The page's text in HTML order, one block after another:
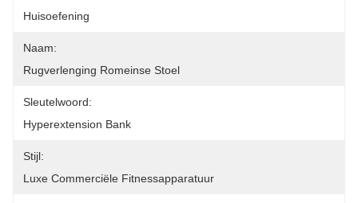
Huisoefening
Naam:
Rugverlenging Romeinse Stoel
Sleutelwoord:
Hyperextension Bank
Stijl:
Luxe Commerciële Fitnessapparatuur